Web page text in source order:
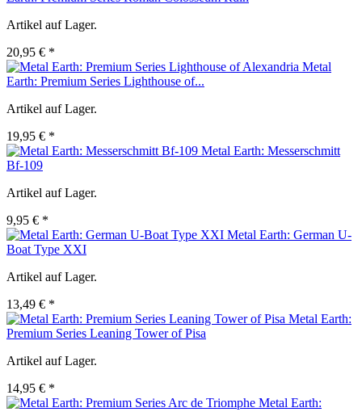
Artikel auf Lager.
20,95 € *
Metal
Earth: Premium Series Lighthouse of...
Artikel auf Lager.
19,95 € *
Metal Earth: Messerschmitt
Bf-109
Artikel auf Lager.
9,95 € *
Metal Earth: German U-
Boat Type XXI
Artikel auf Lager.
13,49 € *
Metal Earth:
Premium Series Leaning Tower of Pisa
Artikel auf Lager.
14,95 € *
Metal Earth: